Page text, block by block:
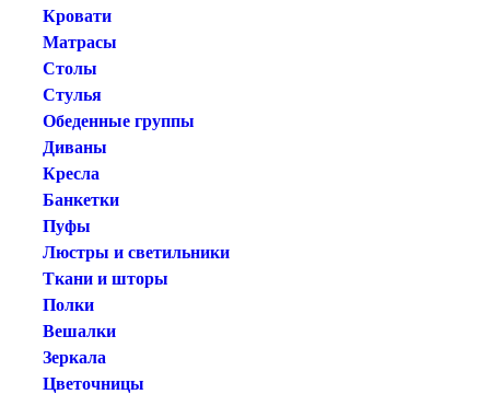
Кровати
Матрасы
Столы
Стулья
Обеденные группы
Диваны
Кресла
Банкетки
Пуфы
Люстры и светильники
Ткани и шторы
Полки
Вешалки
Зеркала
Цветочницы